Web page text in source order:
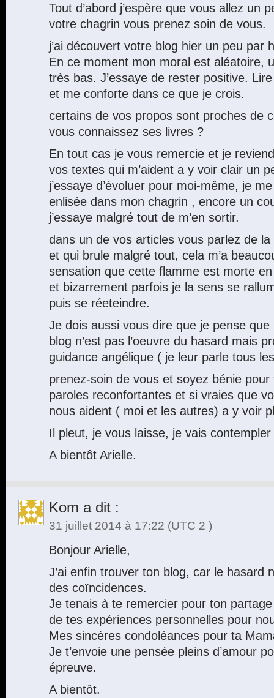
Tout d’abord j’espère que vous allez un
votre chagrin vous prenez soin de vous.
j’ai découvert votre blog hier un peu par
En ce moment mon moral est aléatoire,
très bas. J’essaye de rester positive.
et me conforte dans ce que je crois.
certains de vos propos sont proches de
vous connaissez ses livres ?
En tout cas je vous remercie et je
vos textes qui m’aident a y voir clair un
j’essaye d’évoluer pour moi-même, je
enlisée dans mon chagrin , encore un
j’essaye malgré tout de m’en sortir.
dans un de vos articles vous parlez de la
et qui brule malgré tout, cela m’a
sensation que cette flamme est morte
et bizarrement parfois je la sens se
puis se réeteindre.
Je dois aussi vous dire que je pense
blog n’est pas l’oeuvre du hasard mais
guidance angélique ( je leur parle tous
prenez-soin de vous et soyez bénie
paroles reconfortantes et si vraies que
nous aident ( moi et les autres) a y voir
Il pleut, je vous laisse, je vais contempler
A bientôt Arielle.
Kom a dit :
31 juillet 2014 à 17:22 (UTC 2 )
Bonjour Arielle,
J’ai enfin trouver ton blog, car le hasard
des coïncidences.
Je tenais à te remercier pour ton
de tes expériences personnelles pour
Mes sincères condoléances pour ta
Je t’envoie une pensée pleins d’amour
épreuve.
A bientôt.